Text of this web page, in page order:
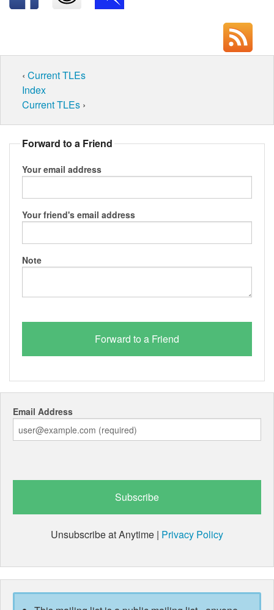
‹ Current TLEs
Index
Current TLEs ›
Forward to a Friend
Your email address
Your friend's email address
Note
Email Address
Unsubscribe at Anytime | Privacy Policy